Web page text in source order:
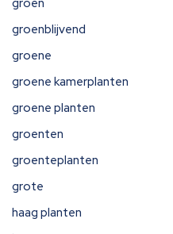
groen
groenblijvend
groene
groene kamerplanten
groene planten
groenten
groenteplanten
grote
haag planten